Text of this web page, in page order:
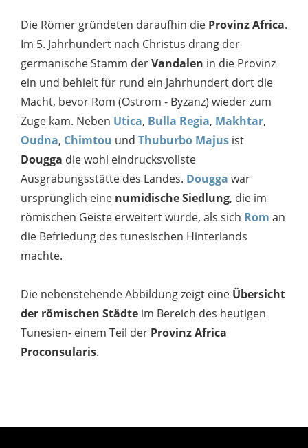
Die Römer gründeten daraufhin die Provinz Africa.
Im 5. Jahrhundert nach Christus drang der
germanische Stamm derVandalen in die Provinz
ein und behielt für rund ein Jahrhundert dort die
Macht, bevor Rom (Ostrom - Byzanz) wieder zum
Zuge kam. Neben Utica, Bulla Regia, Makhtar,
Oudna, Chimtou und Thuburbo Majus ist
Dougga die wohl eindrucksvollste
Ausgrabungsstätte des Landes. Dougga war
ursprünglich eine numidische Siedlung, die im
römischen Geiste erweitert wurde, als sich Rom an
die Befriedung des tunesischen Hinterlands
machte.
Die nebenstehende Abbildung zeigt eine Übersicht
der römischen Städte im Bereich des heutigen
Tunesien- einem Teil der Provinz Africa
Proconsularis.